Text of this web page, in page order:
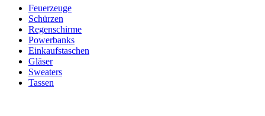
Feuerzeuge
Schürzen
Regenschirme
Powerbanks
Einkaufstaschen
Gläser
Sweaters
Tassen